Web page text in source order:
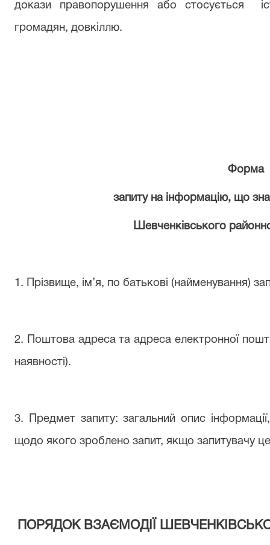
докази правопорушення або стосується
громадян, довкіллю.
Форма
запиту на інформацію, що
Шевченківського
1. Прізвище, ім’я, по батькові (найменування)
2. Поштова адреса та адреса електронної
наявності).
3. Предмет запиту: загальний опис
щодо якого зроблено запит, якщо запитувачу
ПОРЯДОК ВЗАЄМОДІЇ